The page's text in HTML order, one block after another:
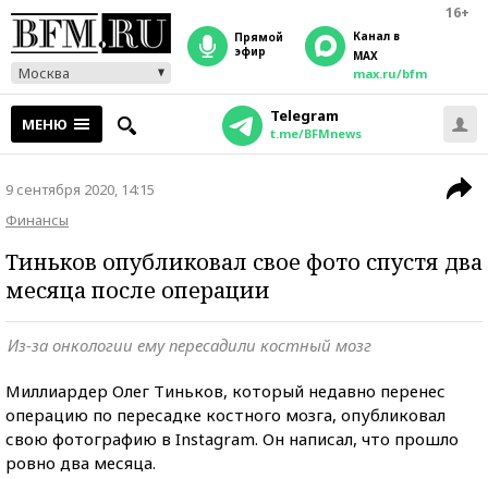
16+
Москва
прямой
эфир
Канал в
MAX
max.ru/bfm
МЕНЮ Telegram
t.me/BFMnews
9 сентября 2020, 14:15
Финансы
Тиньков опубликовал свое фото спустя два
месяца после операции
Из-за онкологии ему пересадили костный мозг
Миллиардер Олег Тиньков, который недавно перенес
операцию по пересадке костного мозга, опубликовал
свою фотографию в Instagram. Он написал, что прошло
ровно два месяца.